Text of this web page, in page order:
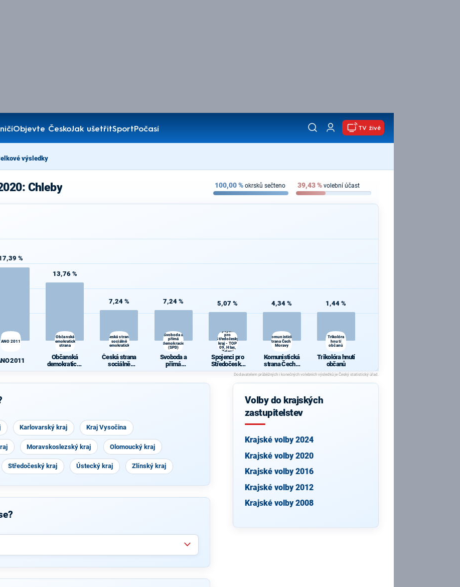
Objevte ČeskoJak ušetřitSportPočasí
TV živě
výsledky
Chleby 100,00% okrsků sečteno 39,43% volební účast
%
ANO 2011
2011
13,76 %
Občanská
demokratická
strana
Občanská
demokratická
7,24 %
Česká strana
sociálně
demokratická
Česká strana
sociálně
7,24 %
Svoboda a
přímá
demokracie
(SPD)
Svoboda a
přímá
demokracie
5,07 %
Spojenci
pro
Středočeský
kraj - TOP
09, Hlas,
Zelení
Spojenci pro
Středočeský
kraj - TOP 09,
Hlas, Zelení
4,34 %
Komunistická
strana Čech a
Moravy
Komunistická
strana Čech a
Moravy
1,44 %
Trikolóra
hnutí
občanů
Trikolóra hnutí
občanů
Karlovarský kraj Kraj Vysočina
Moravskoslezský kraj Olomoucký kraj
Středočeský kraj Ústecký kraj Zlínský kraj
Volby do krajských
zastupitelstev
Krajské volby 2024
Krajské volby 2020
Krajské volby 2016
Krajské volby 2012
Krajské volby 2008